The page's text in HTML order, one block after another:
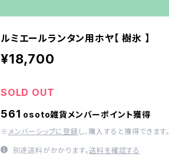
ルミエールランタン用ホヤ【 樹氷 】
¥18,700
SOLD OUT
561 osoto雑貨メンバーポイント獲得
※ メンバーシップに登録 し、購入すると獲得できます。
別途送料がかかります。送料を確認する